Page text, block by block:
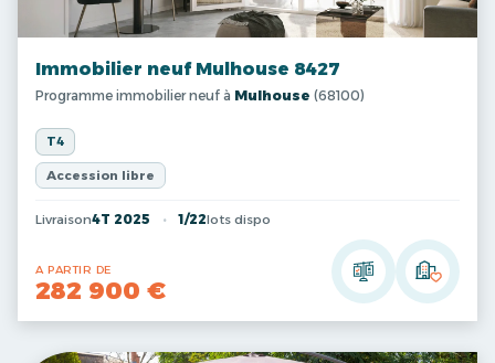
Immobilier neuf Mulhouse 8427
Programme immobilier neuf à Mulhouse (68100)
T4
Accession libre
Livraison4T 2025 1/22lots dispo
A PARTIR DE
282 900 €